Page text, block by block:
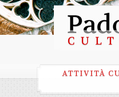
ATTIVITÀ